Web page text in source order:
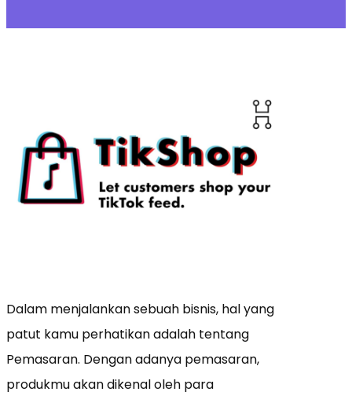
Dalam menjalankan sebuah bisnis, hal yang
patut kamu perhatikan adalah tentang
Pemasaran. Dengan adanya pemasaran,
produkmu akan dikenal oleh para